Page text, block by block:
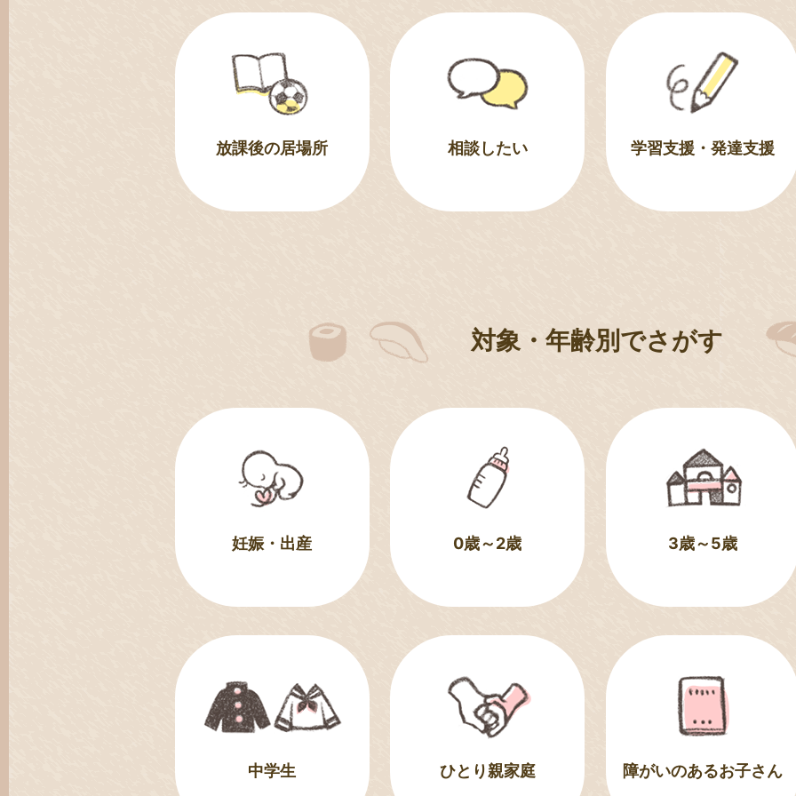
放課後の居場所 相談したい 学習支援・発達支援
対象・年齢別でさがす
妊娠・出産 0歳～2歳 3歳～5歳
中学生 ひとり親家庭 障がいのあるお子さん